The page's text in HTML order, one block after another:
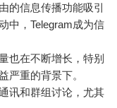
的信息传播功能吸引
中，Telegram成为信
也在不断增长，特别
严重的背景下。
讯和群组讨论，尤其